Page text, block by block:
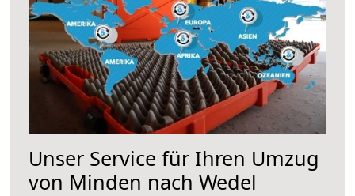
Unser Service für Ihren Umzug
von Minden nach Wedel